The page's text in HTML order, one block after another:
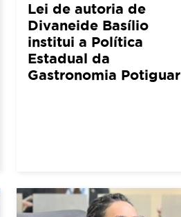
Lei de autoria de
Divaneide Basílio
institui a Política
Estadual da
Gastronomia Potiguar